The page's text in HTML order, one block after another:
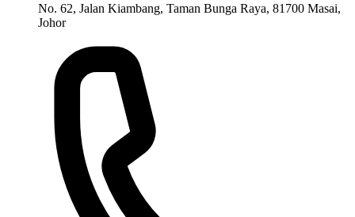
No. 62, Jalan Kiambang, Taman Bunga Raya, 81700 Masai,
Johor